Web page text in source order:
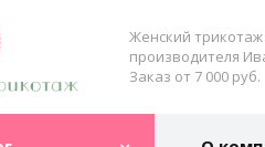
Женский трикотаж
производителя
Заказ от 7 000 руб.